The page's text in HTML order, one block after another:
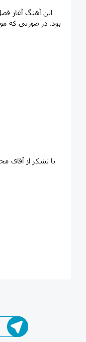
بود. در صورتی که
با تشکر از آقای